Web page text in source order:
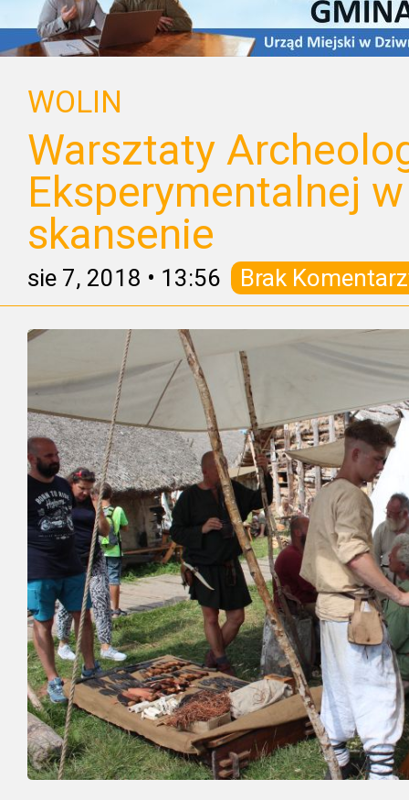
WOLIN
Warsztaty
Eksperymentalnej
skansenie
sie 7, 2018 • 13:56 Brak